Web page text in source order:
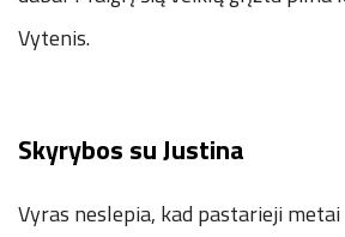
Vytenis.
Skyrybos su Justina
Vyras neslepia, kad pastarieji